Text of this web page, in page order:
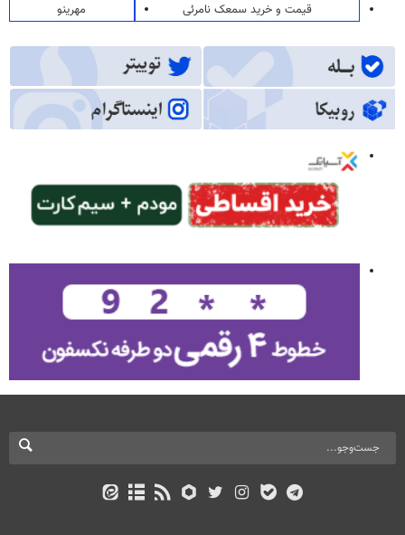
قیمت و خرید سمعک نامرئی
مهرینو